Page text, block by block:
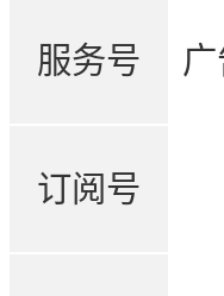
服务号
订阅号